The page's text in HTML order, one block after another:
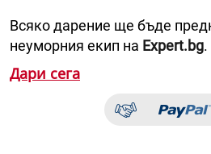
Всяко дарение ще бъде
неуморния екип на Expert.bg.
Дари сега